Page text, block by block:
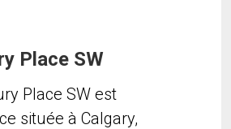
Place SW
Place SW est
située à Calgary,